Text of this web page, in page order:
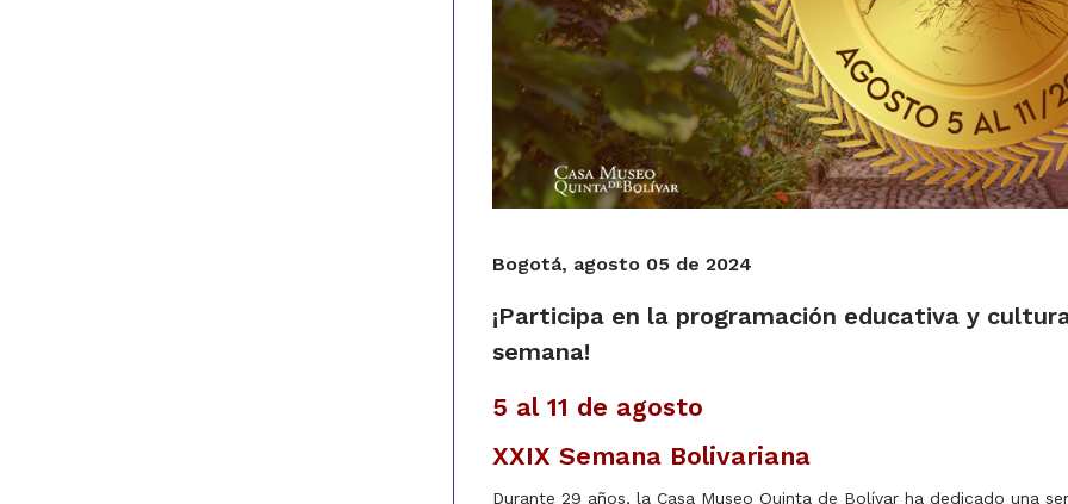
Bogotá, agosto 05 de 2024
¡Participa en la programación educativa y
semana!
5 al 11 de agosto
XXIX Semana Bolivariana
Durante 29 años, la Casa Museo Quinta de Bolívar ha dedicado una